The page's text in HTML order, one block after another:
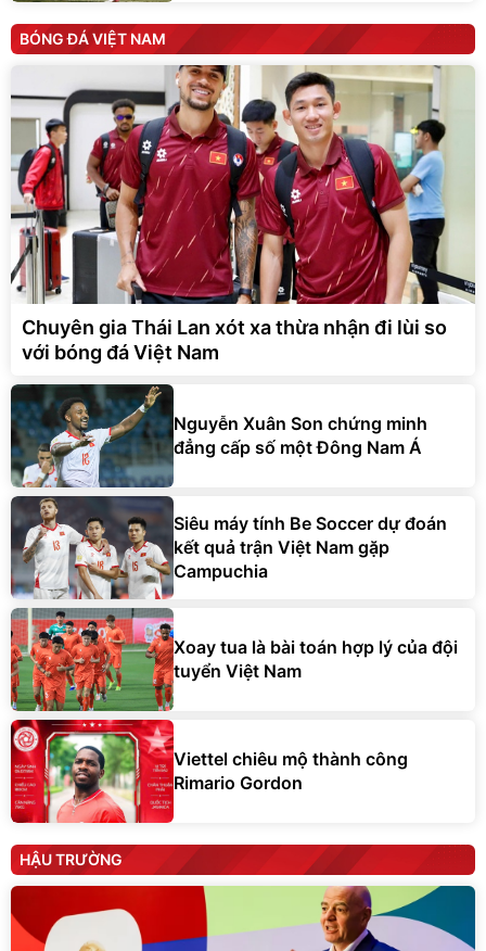
BÓNG ĐÁ VIỆT NAM
Chuyên gia Thái Lan xót xa thừa nhận đi lùi so
với bóng đá Việt Nam
Nguyễn Xuân Son chứng minh
đẳng cấp số một Đông Nam Á
Siêu máy tính Be Soccer dự đoán
kết quả trận Việt Nam gặp
Campuchia
Xoay tua là bài toán hợp lý của đội
tuyển Việt Nam
Viettel chiêu mộ thành công
Rimario Gordon
HẬU TRƯỜNG